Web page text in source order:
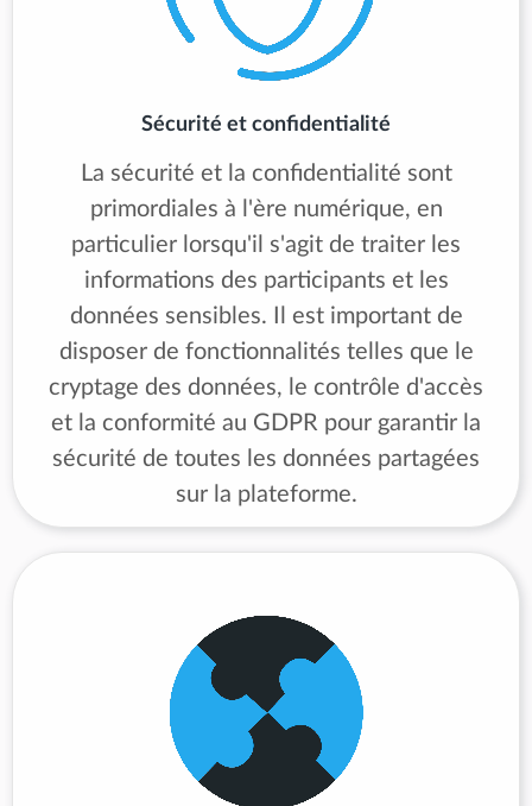
Sécurité et confidentialité
La sécurité et la confidentialité sont
primordiales à l'ère numérique, en
particulier lorsqu'il s'agit de traiter les
informations des participants et les
données sensibles. Il est important de
disposer de fonctionnalités telles que le
cryptage des données, le contrôle d'accès
et la conformité au GDPR pour garantir la
sécurité de toutes les données partagées
sur la plateforme.